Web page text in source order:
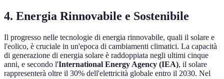
4. Energia Rinnovabile e Sostenibile
Il progresso nelle tecnologie di energia rinnovabile, quali il solare e
l'eolico, è cruciale in un'epoca di cambiamenti climatici. La capacità
di generazione di energia solare è raddoppiata negli ultimi cinque
anni, e secondo l'International Energy Agency (IEA), il solare
rappresenterà oltre il 30% dell'elettricità globale entro il 2030. Nel